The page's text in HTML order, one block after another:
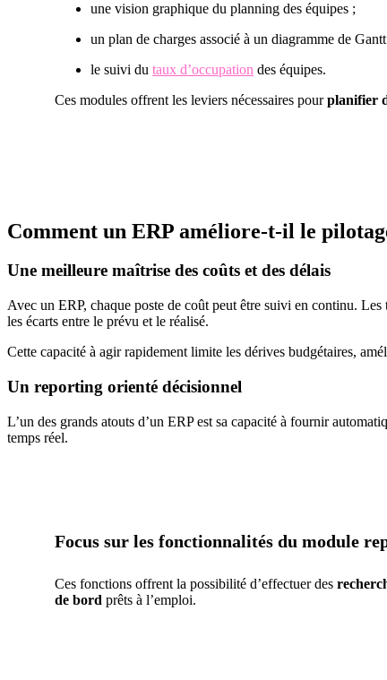
une vision graphique du planning des équipes ;
un plan de charges associé à un diagramme de
le suivi dutaux d’occupation des équipes.
Ces modules offrent les leviers nécessaires pourplanifier
Comment un ERP améliore-t-il le
Une meilleure maîtrise des coûts et des délais
Avec un ERP, chaque poste de coût peut être suivi en continu.
les écarts entre le prévu et le réalisé.
Cette capacité à agir rapidement limite les dérives budgétaires,
Un reporting orienté décisionnel
L’un des grands atouts d’un ERP est sa capacité à fournir
temps réel.
Focus sur les fonctionnalités du module
Ces fonctions offrent la possibilité d’effectuer des
de bord prêts à l’emploi.